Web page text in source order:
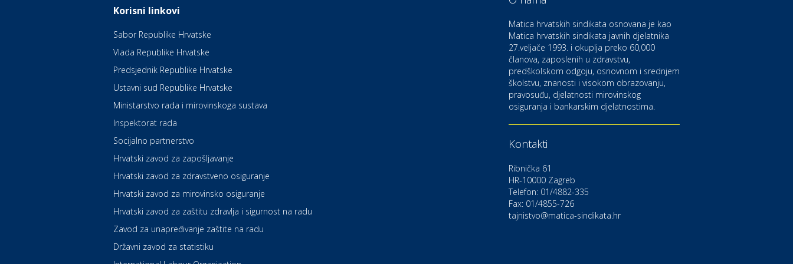
Kultura i edukacija
Kazalište Kerempuh
Kultura i edukacija
Kazalište ZKM
Auto-moto i tehnika
Zdravlje i osiguranje
UNIQA osiguranje
Korisni linkovi
Sabor Republike Hrvatske
Vlada Republike Hrvatske
Predsjednik Republike Hrvatske
Ustavni sud Republike Hrvatske
Ministarstvo rada i mirovinskoga sustava
Inspektorat rada
Socijalno partnerstvo
Hrvatski zavod za zapošljavanje
Hrvatski zavod za zdravstveno osiguranje
Hrvatski zavod za mirovinsko osiguranje
Hrvatski zavod za zaštitu zdravlja i sigurnost na radu
Zavod za unapređivanje zaštite na radu
Državni zavod za statistiku
Matica hrvatskih sindikata osnovana je kao
Matica hrvatskih sindikata javnih djelatnika
27.veljače 1993. i okuplja preko 60,000
članova, zaposlenih u zdravstvu,
predškolskom odgoju, osnovnom i srednjem
školstvu, znanosti i visokom obrazovanju,
pravosuđu, djelatnosti mirovinskog
osiguranja i bankarskim djelatnostima.
Kontakti
Ribnička 61
HR-10000 Zagreb
Telefon: 01/4882-335
Fax: 01/4855-726
tajnistvo@matica-sindikata.hr